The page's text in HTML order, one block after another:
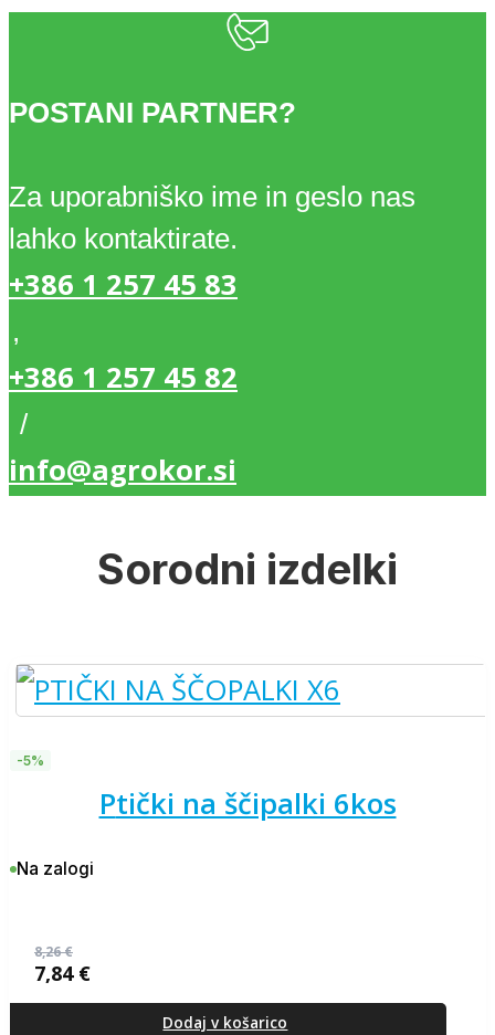
12X
POSTANI PARTNER?
Za uporabniško ime in geslo nas
lahko kontaktirate.
+386 1 257 45 83
,
+386 1 257 45 82
/
info@agrokor.si
Sorodni izdelki
-5%
ptički na ščipalki 6kos
Na zalogi
8,26€
cena
7,84 €
cena
Dodaj v košarico